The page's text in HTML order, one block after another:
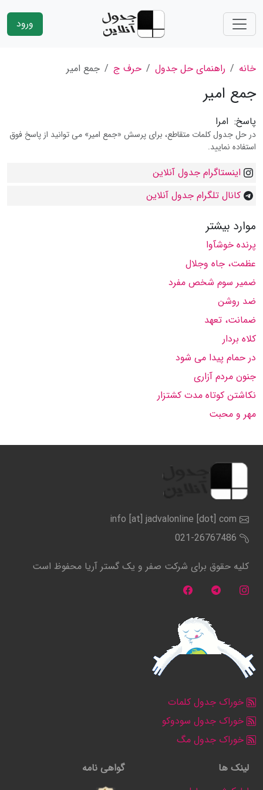
ورود
خانه راهنمای حل جدول حرف ج جمع امیر
جمع امیر
پاسخ: امرا
در حل جدول کلمات متقاطع، برای پرسش «جمع امیر» می توانید از پاسخ فوق
استفاده نمایید.
اینستاگرام جدول آنلاین
کانال تلگرام جدول آنلاین
موارد بیشتر
پرنده خوشآوا
عظمت، جاه وجلال
ضمیر سوم شخص مفرد
ضد روشن
ضمانت، تعهد
کلاه بردار
در حمام پیدا می شود
جنون مردم آزاری
نكاشتن كوتاه مدت كشتزار
مهر و محبت
info [at] jadvalonline [dot] com
021-26767486
کلیه حقوق برای شرکت صفر و یک گستر آریا محفوظ است
خوراک جدول کلمات
خوراک جدول سودوکو
خوراک جدول مگ
لینک ها
گواهی نامه